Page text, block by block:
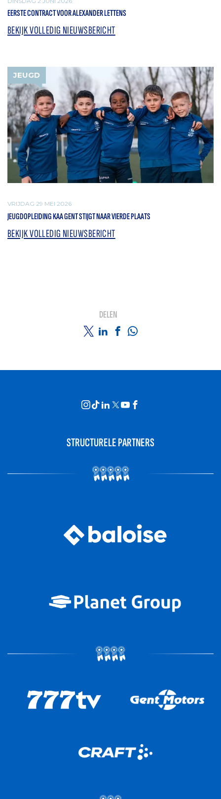
EERSTE CONTRACT VOOR ALEXANDER LETTENS
BEKIJK VOLLEDIG NIEUWSBERICHT
JEUGD
VRIJDAG 29 MEI 2026
JEUGDOPLEIDING KAA GENT STIJGT NAAR VIERDE PLAATS
BEKIJK VOLLEDIG NIEUWSBERICHT
DELEN
STRUCTURELE PARTNERS